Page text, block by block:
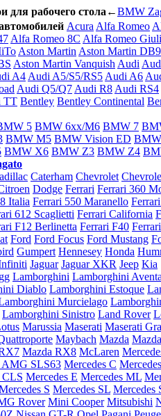
для рабочего стола ←BMW
Acura Alfa Romeo
Alfa Romeo 8C Alfa Romeo
Aston Martin Aston Martin DB9
Aston Martin Vanquish Audi
A4 Audi A5/S5/RS5 Audi A6
Audi Q5/Q7 Audi R8 Audi RS4
TT Bentley Bentley Continental
5 BMW 6xx/M6 BMW 7
BMW M5 BMW Vision ED
BMW X6 BMW Z3 BMW Z4
Caterham Chevrolet
Dodge Ferrari Ferrari 360
Italia Ferrari 550 Maranello
612 Scaglietti Ferrari California
F12 Berlinetta Ferrari F40
Ford Ford Focus Ford Mustang
Gumpert Hennesey Honda
Jaguar Jaguar XKR Jeep Kia
Lamborghini Lamborghini
Diablo Lamborghini Estoque
Murcielago
Lamborghini Sinistro Land Rover
Marussia Maserati Maserati
Maybach Mazda
Mazda RX8 McLaren
AMG SLS63 Mercedes C
CLS Mercedes E Mercedes ML
S Mercedes SL Mercedes
Rover Mini Cooper Mitsubishi